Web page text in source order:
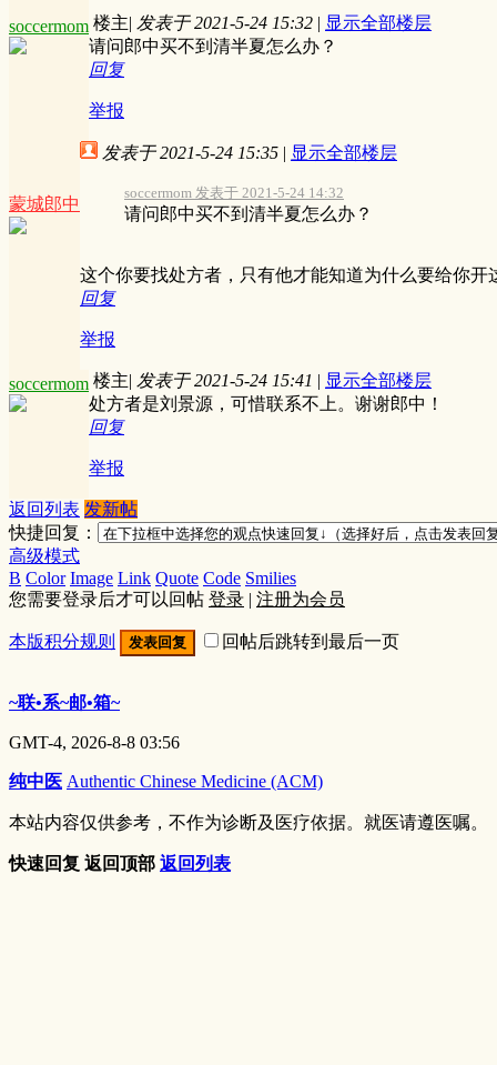
soccermom 楼主| 发表于 2021-5-24 15:32 | 显示全部楼层
请问郎中买不到清半夏怎么办？
回复
举报
蒙城郎中
发表于 2021-5-24 15:35 | 显示全部楼层
soccermom 发表于 2021-5-24 14:32
请问郎中买不到清半夏怎么办？
这个你要找处方者，只有他才能知道为什么要给你
回复
举报
soccermom 楼主| 发表于 2021-5-24 15:41 | 显示全部楼层
处方者是刘景源，可惜联系不上。谢谢郎中！
回复
举报
返回列表 发新帖
快捷回复：
高级模式
B Color Image Link Quote Code Smilies
您需要登录后才可以回帖 登录 | 注册为会员
本版积分规则 发表回复 回帖后跳转到最后一页
~联•系~邮•箱~
GMT-4, 2026-8-8 03:56
纯中医 Authentic Chinese Medicine (ACM)
本站内容仅供参考，不作为诊断及医疗依据。就医请遵医嘱。
快速回复 返回顶部 返回列表